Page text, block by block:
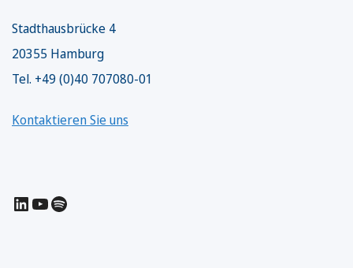
Stadthausbrücke 4
20355 Hamburg
Tel. +49 (0)40 707080-01
Kontaktieren Sie uns
LinkedIn
YouTube
Spotify